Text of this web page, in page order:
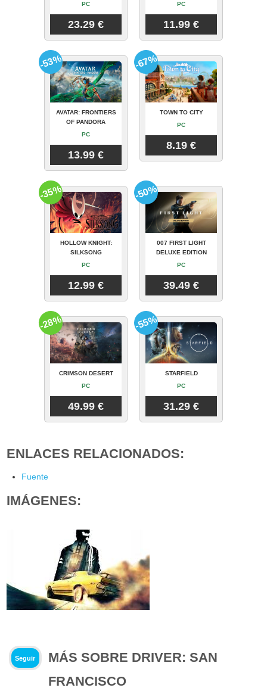
PC
23.29 €
PC
11.99 €
AVATAR: FRONTIERS
OF PANDORA
PC
13.99 €
-53%
TOWN TO CITY
PC
8.19 €
-67%
HOLLOW KNIGHT:
SILKSONG
PC
12.99 €
-35%
007 FIRST LIGHT
DELUXE EDITION
PC
39.49 €
-50%
CRIMSON DESERT
PC
49.99 €
-28%
STARFIELD
PC
31.29 €
-55%
ENLACES RELACIONADOS:
Fuente
IMÁGENES:
Seguir
MÁS SOBRE DRIVER: SAN
FRANCISCO